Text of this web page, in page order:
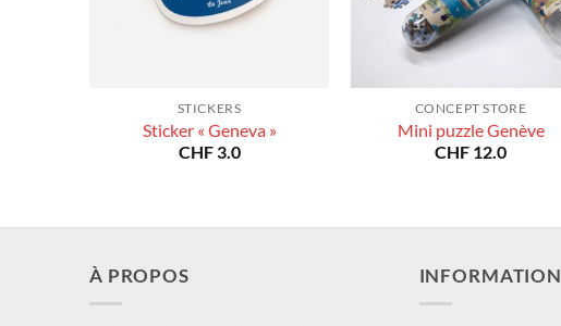
STICKERS
Sticker « Geneva »
CHF3.0
CONCEPT STORE
Mini puzzle Genève
CHF 12.0
À PROPOS INFORMATION